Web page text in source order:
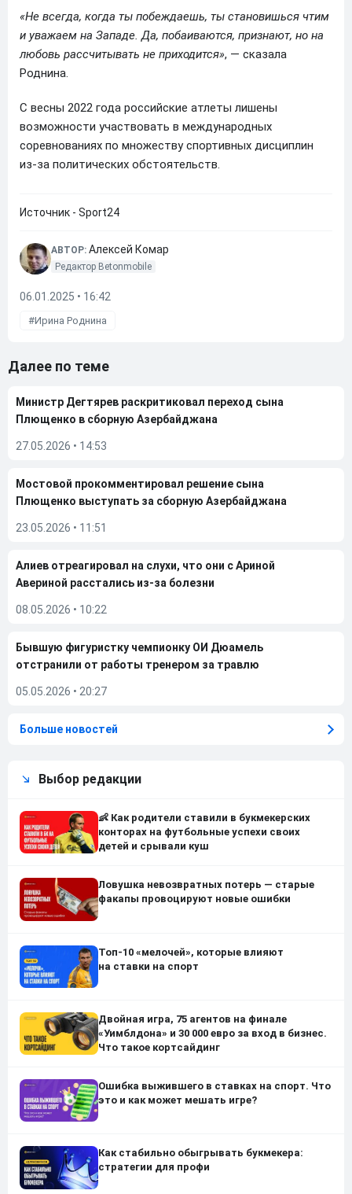
«Не всегда, когда ты побеждаешь, ты становишься чтим
и уважаем на Западе. Да, побаиваются, признают, но на
любовь рассчитывать не приходится», — сказала
Роднина.
С весны 2022 года российские атлеты лишены
возможности участвовать в международных
соревнованиях по множеству спортивных дисциплин
из-за политических обстоятельств.
Источник - Sport24
АВТОР: Алексей Комар
Редактор Betonmobile
06.01.2025 • 16:42
Ирина Роднина
Далее по теме
Министр Дегтярев раскритиковал переход сына
Плющенко в сборную Азербайджана
27.05.2026 • 14:53
Мостовой прокомментировал решение сына
Плющенко выступать за сборную Азербайджана
23.05.2026 • 11:51
Алиев отреагировал на слухи, что они с Ариной
Авериной расстались из-за болезни
08.05.2026 • 10:22
Бывшую фигуристку чемпионку ОИ Дюамель
отстранили от работы тренером за травлю
05.05.2026 • 20:27
Больше новостей
Выбор редакции
👶 Как родители ставили в букмекерских
конторах на футбольные успехи своих
детей и срывали куш
Ловушка невозвратных потерь — старые
факапы провоцируют новые ошибки
Топ-10 «мелочей», которые влияют
на ставки на спорт
Двойная игра, 75 агентов на финале
«Уимблдона» и 30 000 евро за вход в бизнес.
Что такое кортсайдинг
Ошибка выжившего в ставках на спорт. Что
это и как может мешать игре?
Как стабильно обыгрывать букмекера:
стратегии для профи